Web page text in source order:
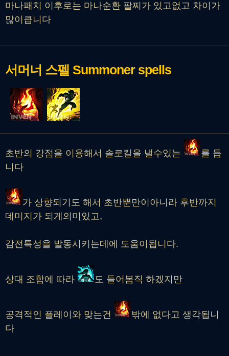
마나패치 이후로는 마나순환 팔찌가 있고없고 차이가
많이큽니다
서머너 스펠 Summoner spells
초반의 강점을 이용해서 솔로킬을 낼수있는
를 듭
니다
가 상향되기도 해서 초반뿐만이아니라 후반까지
데미지가 되게의미있고,
감전특성을 발동시키는데에 도움이됩니다.
상대 조합에 따라 도 들어봄직 하겠지만
공격적인 플레이와 맞는건
밖에 없다고 생각됩니
다